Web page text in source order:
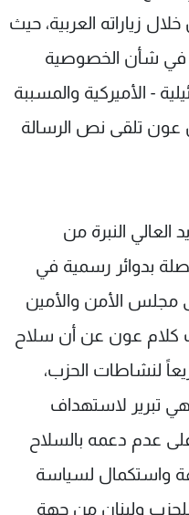
زياراته العربية، حيث
في شأن الخصوصية
- الأميركية والمسببة
عون تلقى نص الرسالة
العالي النبرة من
بدوائر رسمية في
مجلس الأمن والأمين
كلام عون عن أن سلاح
لنشاطات الحزب،
تبرير لاستهداف
عدم دعمه بالسلاح
واستكمال لسياسة
ولبنان من جهة